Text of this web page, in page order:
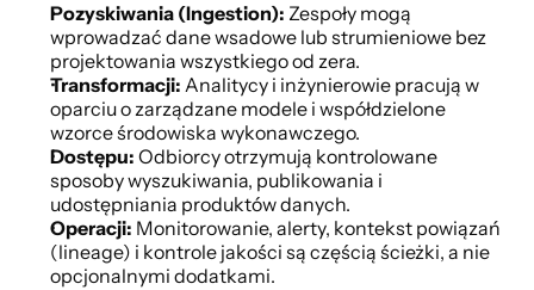
Pozyskiwania (Ingestion): Zespoły mogą
wprowadzać dane wsadowe lub strumieniowe bez
projektowania wszystkiego od zera.
Transformacji: Analitycy i inżynierowie pracują w
oparciu o zarządzane modele i współdzielone
wzorce środowiska wykonawczego.
Dostępu: Odbiorcy otrzymują kontrolowane
sposoby wyszukiwania, publikowania i
udostępniania produktów danych.
Operacji: Monitorowanie, alerty, kontekst powiązań
(lineage) i kontrole jakości są częścią ścieżki, a nie
opcjonalnymi dodatkami.